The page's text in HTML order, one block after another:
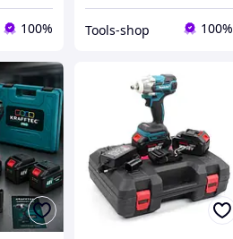
100% Tools-shop 100%